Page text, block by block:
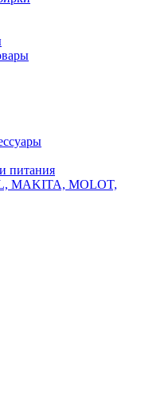
питания
MAKITA, MOLOT,